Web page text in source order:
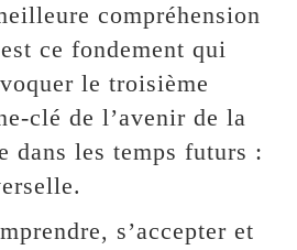
compréhension
ce fondement qui
le troisième
clé de l’avenir de la
dans les temps futurs :
s’accepter et